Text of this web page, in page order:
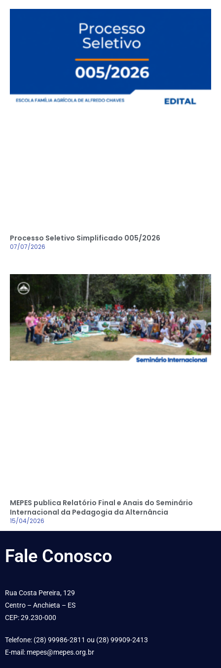
Processo Seletivo Simplificado 005/2026
07/07/2026
MEPES publica Relatório Final e Anais do Seminário
Internacional da Pedagogia da Alternância
15/04/2026
Fale Conosco
Rua Costa Pereira, 129
Centro – Anchieta – ES
CEP: 29.230-000
Telefone: (28) 99986-2811 ou (28) 99909-2413
E-mail: mepes@mepes.org.br